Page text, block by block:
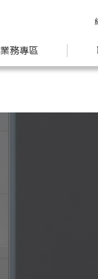
業務專區